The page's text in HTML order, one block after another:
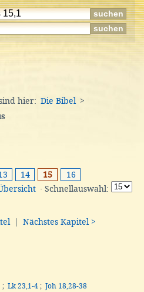
hier: Die Bibel
>
14 15
16
· Schnellauswahl:
Nächstes Kapitel >
; Lk 23,1-4 ; Joh 18,28-38